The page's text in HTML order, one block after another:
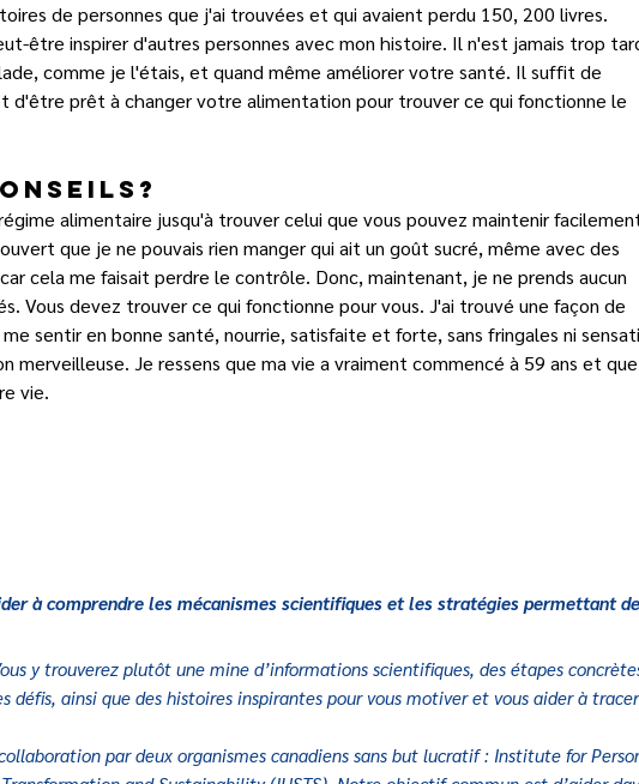
de personnes que j'ai trouvées et qui avaient perdu 150, 200 livres.
être inspirer d'autres personnes avec mon histoire. Il n'est jamais trop
comme je l'étais, et quand même améliorer votre santé. Il suffit de
d'être prêt à changer votre alimentation pour trouver ce qui fonctionne le
alimentaire jusqu'à trouver celui que vous pouvez maintenir
que je ne pouvais rien manger qui ait un goût sucré, même avec des
cela me faisait perdre le contrôle. Donc, maintenant, je ne prends aucun
Vous devez trouver ce qui fonctionne pour vous. J'ai trouvé une façon de
sentir en bonne santé, nourrie, satisfaite et forte, sans fringales ni
merveilleuse. Je ressens que ma vie a vraiment commencé à 59 ans et
vie.
à comprendre les mécanismes scientifiques et les stratégies permettant
y trouverez plutôt une mine d’informations scientifiques, des étapes
défis, ainsi que des histoires inspirantes pour vous motiver et vous aider à
par deux organismes canadiens sans but lucratif : Institute for